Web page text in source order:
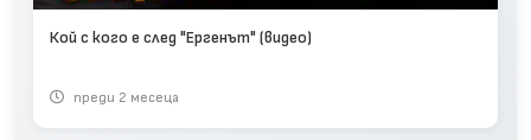
Кой с кого е след "Ергенът" (видео)
преди 2 месеца